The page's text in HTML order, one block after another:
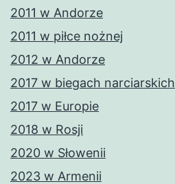
2011 w Andorze
2011 w piłce nożnej
2012 w Andorze
2017 w biegach narciarskich
2017 w Europie
2018 w Rosji
2020 w Słowenii
2023 w Armenii